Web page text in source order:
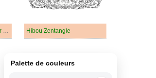
Caméléon Zentangle Pour Les Enfants Hibou Zentangle
Palette de couleurs